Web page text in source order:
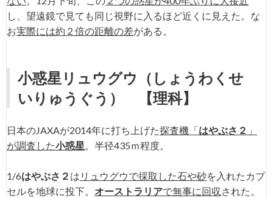
し、望遠鏡で見ても同じ視野に入るほど近くに見えた。な
お実際には約２倍の距離の差がある。
小惑星リュウグウ
（しょうわくせ
いりゅうぐう）
【理科】
日本のJAXAが2014年に打ち上げた探査機「はやぶさ２ 」
が調査した小惑星 。半径435ｍ程度。
1/6はやぶさ２ は リュウグウで採取した石や砂を入れたカプ
セルを地球に投下。 オーストラリアで無事に回収 された。